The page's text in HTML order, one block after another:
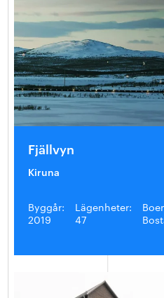
Fjällvyn
Kiruna
Byggår:
2019
Lägenheter:
47